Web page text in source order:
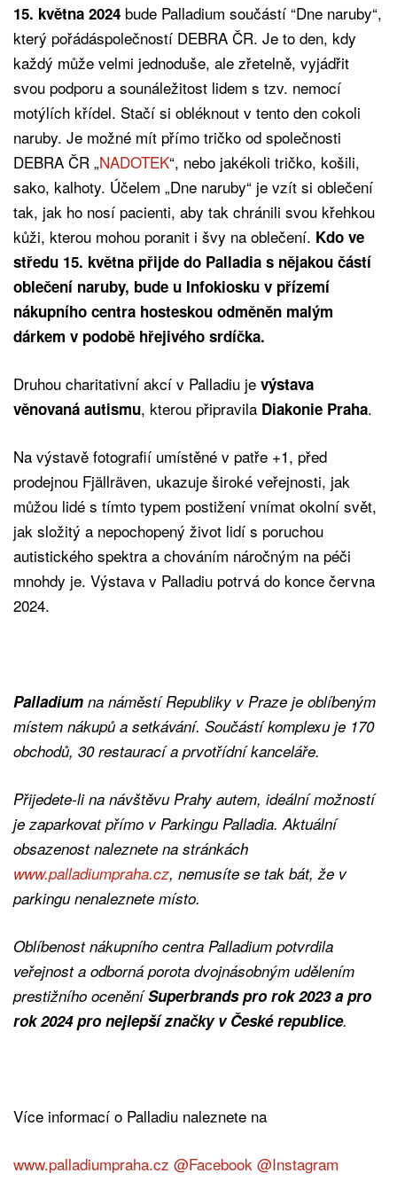
15. května 2024 bude Palladium součástí “Dne naruby“,
který pořádáspolečností DEBRA ČR. Je to den, kdy
každý může velmi jednoduše, ale zřetelně, vyjádřit
svou podporu a sounáležitost lidem s tzv. nemocí
motýlích křídel. Stačí si obléknout v tento den cokoli
naruby. Je možné mít přímo tričko od společnosti
DEBRA ČR „NADOTEK“, nebo jakékoli tričko, košili,
sako, kalhoty. Účelem „Dne naruby“ je vzít si oblečení
tak, jak ho nosí pacienti, aby tak chránili svou křehkou
kůži, kterou mohou poranit i švy na oblečení. Kdo ve
středu 15. května přijde do Palladia s nějakou částí
oblečení naruby, bude u Infokiosku v přízemí
nákupního centra hosteskou odměněn malým
dárkem v podobě hřejivého srdíčka.
Druhou charitativní akcí v Palladiu je výstava
věnovaná autismu, kterou připravila Diakonie Praha.
Na výstavě fotografií umístěné v patře +1, před
prodejnou Fjällräven, ukazuje široké veřejnosti, jak
můžou lidé s tímto typem postižení vnímat okolní svět,
jak složitý a nepochopený život lidí s poruchou
autistického spektra a chováním náročným na péči
mnohdy je. Výstava v Palladiu potrvá do konce června
2024.
Palladium na náměstí Republiky v Praze je oblíbeným
místem nákupů a setkávání. Součástí komplexu je 170
obchodů, 30 restaurací a prvotřídní kanceláře.
Přijedete-li na návštěvu Prahy autem, ideální možností
je zaparkovat přímo v Parkingu Palladia. Aktuální
obsazenost naleznete na stránkách
www.palladiumpraha.cz, nemusíte se tak bát, že v
parkingu nenaleznete místo.
Oblíbenost nákupního centra Palladium potvrdila
veřejnost a odborná porota dvojnásobným udělením
prestižního oceněníSuperbrands pro rok 2023 a pro
rok 2024 pro nejlepší značky v České republice.
Více informací o Palladiu naleznete na
www.palladiumpraha.cz @Facebook @Instagram